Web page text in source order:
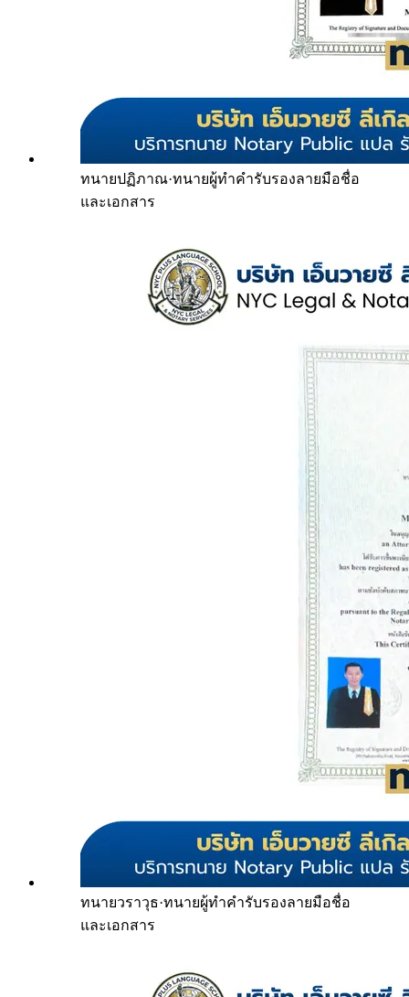
ทนายปฏิภาณ·ทนายผู้ทำคำรับรองลายมือชื่อ
และเอกสาร
ทนายวราวุธ·ทนายผู้ทำคำรับรองลายมือชื่อ
และเอกสาร